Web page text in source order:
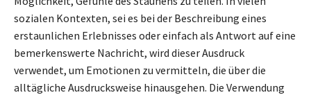
sozialen Kontexten, sei es bei der Beschreibung eines
erstaunlichen Erlebnisses oder einfach als Antwort auf eine
bemerkenswerte Nachricht, wird dieser Ausdruck
verwendet, um Emotionen zu vermitteln, die über die
alltägliche Ausdrucksweise hinausgehen. Die Verwendung